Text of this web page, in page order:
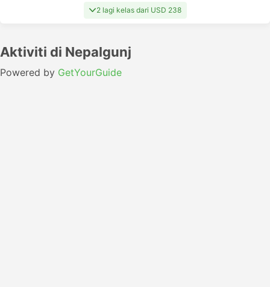
2 lagi kelas dari USD 238
Aktiviti di Nepalgunj
Powered by GetYourGuide